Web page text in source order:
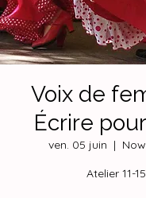
Voix de
Écrire
ven. 05 juin
  |
Atelier 11-